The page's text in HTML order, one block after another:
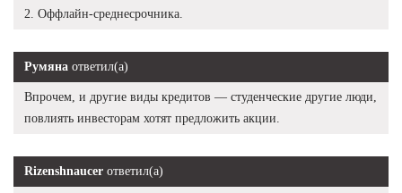
2. Оффлайн-среднесрочника.
Румяна ответил(а)
Впрочем, и другие виды кредитов — студенческие другие люди,
повлиять инвесторам хотят предложить акции.
Rizenshnaucer ответил(а)